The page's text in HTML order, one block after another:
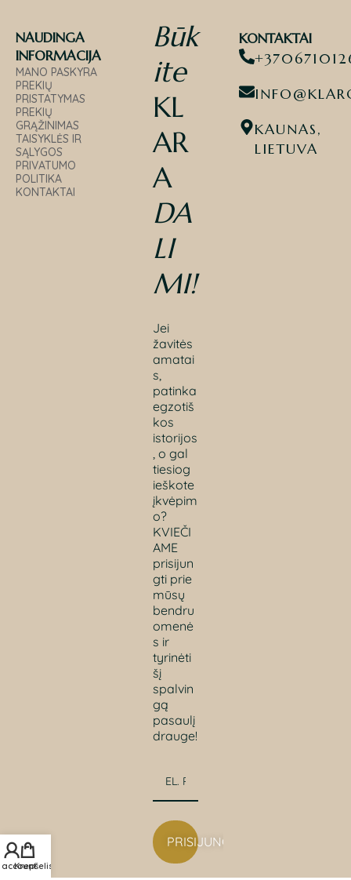
NAUDINGA
INFORMACIJA
MANO PASKYRA
PREKIŲ
PRISTATYMAS
PREKIŲ
GRĄŽINIMAS
TAISYKLĖS IR
SĄLYGOS
PRIVATUMO
POLITIKA
KONTAKTAI
Būk
ite
KL
AR
A
DA
LI
MI!
Jei
žavitės
amatai
s,
patinka
egzotiš
kos
istorijos
, o gal
tiesiog
ieškote
įkvėpim
o?
KVIEČI
AME
prisijun
gti prie
mūsų
bendru
omenė
s ir
tyrinėti
šį
spalvin
gą
pasaulį
drauge!
PRISIJUNGTI
KONTAKTAI
KAUNAS,
LIETUVA
account
Krepšelis